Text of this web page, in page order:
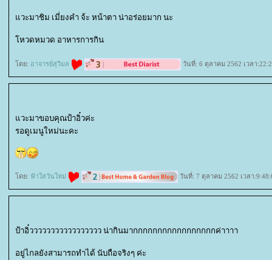
วะมาชิม เมี่ยงคำ จ้ะ หน้าตา น่าอร่อยมาก นะ
หวดหมวด อาหารการกิน
ดย: อาจารย์สุวิมล วันที่: 6 ตุลาคม 2562 เวลา
วะมาขอบคุณป้าอิ๋วค่ะ
รอดูเมนูใหม่นะคะ
ดย: ฟ้าใสวันใหม่ วันที่: 7 ตุลาคม 2562 เวลา
ป้าอิ๋ววววววววววววววววว น่ากินมากกกกกกกกกกกกกกกกกค่าาาา
อยู่ไกลยังสามารถทำได้ นับถือจริงๆ ค่ะ